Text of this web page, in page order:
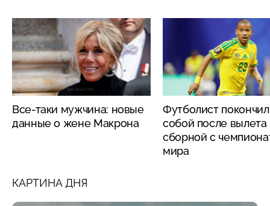
Все-таки мужчина: новые
данные о жене Макрона
Футболист
собой после вылета
сборной с
мира
КАРТИНА ДНЯ